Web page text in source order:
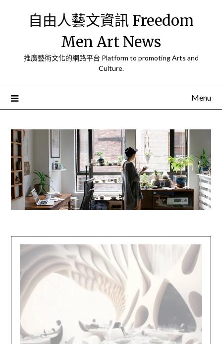
自由人藝文資訊 Freedom
Men Art News
推廣藝術文化的網路平台 Platform to promoting Arts and
Culture.
Menu